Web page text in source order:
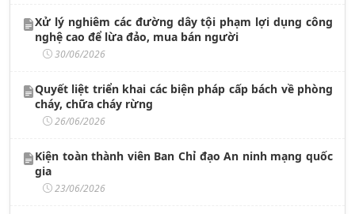
Xử lý nghiêm các đường dây tội phạm lợi dụng công
nghệ cao để lừa đảo, mua bán người
30/06/2026
Quyết liệt triển khai các biện pháp cấp bách về phòng
cháy, chữa cháy rừng
26/06/2026
Kiện toàn thành viên Ban Chỉ đạo An ninh mạng quốc
gia
23/06/2026